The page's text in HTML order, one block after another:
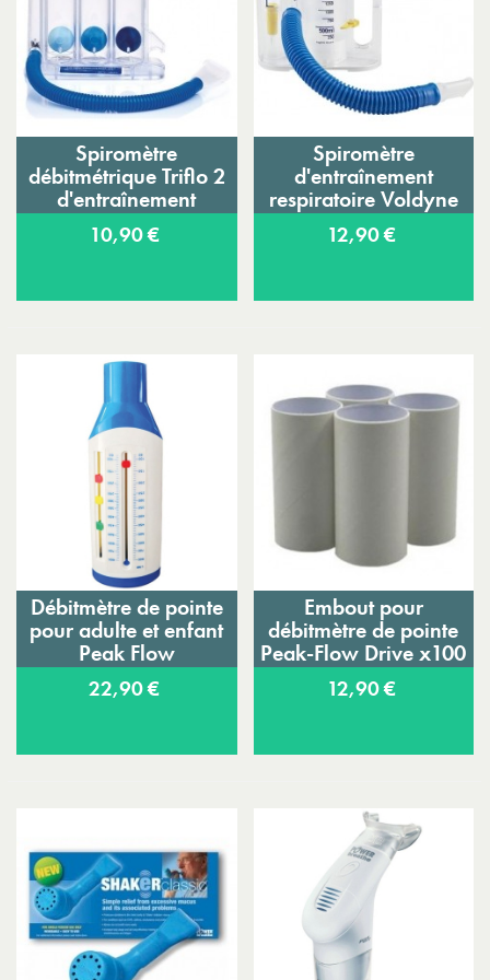
Spiromètre
débitmétrique Triflo 2
d'entraînement
10,90 €
Spiromètre
d'entraînement
respiratoire Voldyne
4000
12,90 €
Débitmètre de pointe
pour adulte et enfant
Peak Flow
22,90 €
Embout pour
débitmètre de pointe
Peak-Flow Drive x100
12,90 €